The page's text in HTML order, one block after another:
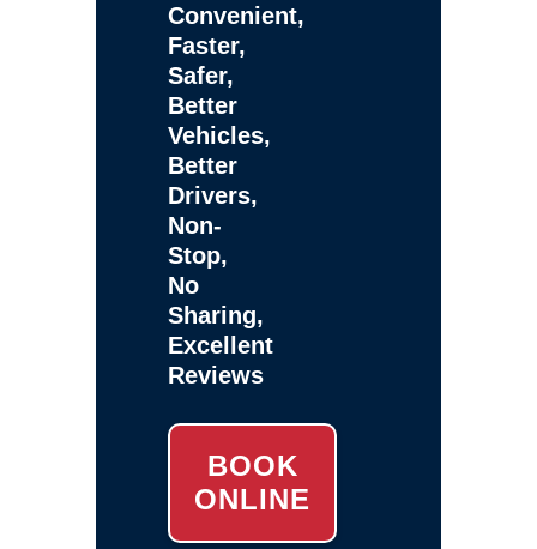
Convenient,
Faster,
Safer,
Better
Vehicles,
Better
Drivers,
Non-
Stop,
No
Sharing,
Excellent
Reviews
BOOK
ONLINE